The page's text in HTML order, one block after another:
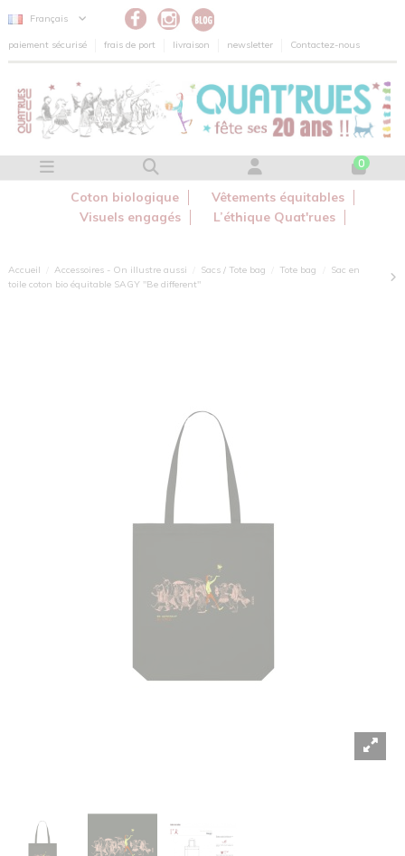
Panneau de gestion des cookies
Français
paiement sécurisé frais de port livraison newsletter Contactez-nous
0
Coton biologique
Vêtements équitables
Visuels engagés
L’éthique Quat'rues
Accueil Accessoires - On illustre aussi Sacs / Tote bag Tote bag
Sac en
toile coton bio équitable SAGY "Be different"